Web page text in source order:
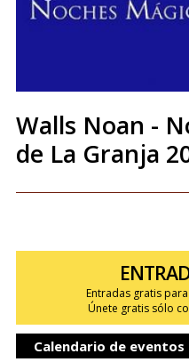
Walls Noan -
de La Granja
Entradas gratis
Únete gratis sólo
Calendario de eventos